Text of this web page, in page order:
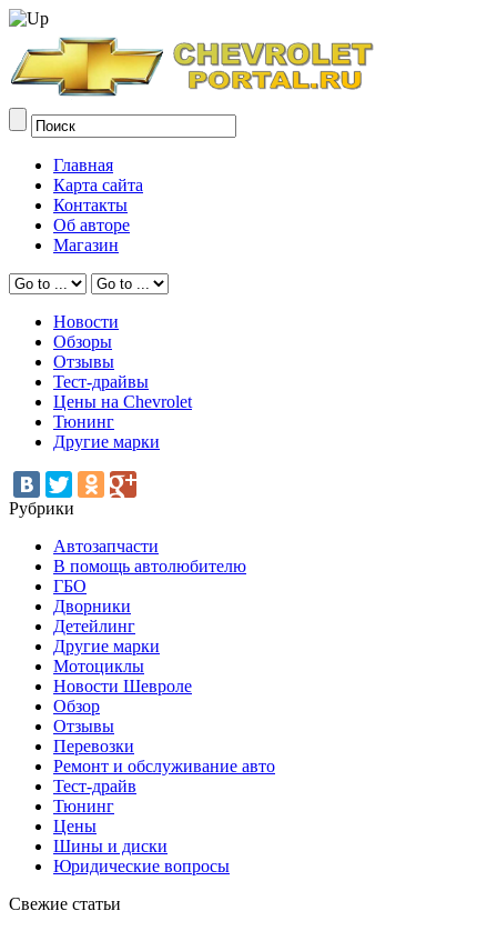
Главная
Карта сайта
Контакты
Об авторе
Магазин
Новости
Обзоры
Отзывы
Тест-драйвы
Цены на Chevrolet
Тюнинг
Другие марки
Рубрики
Автозапчасти
В помощь автолюбителю
ГБО
Дворники
Детейлинг
Другие марки
Мотоциклы
Новости Шевроле
Обзор
Отзывы
Перевозки
Ремонт и обслуживание авто
Тест-драйв
Тюнинг
Цены
Шины и диски
Юридические вопросы
Свежие статьи